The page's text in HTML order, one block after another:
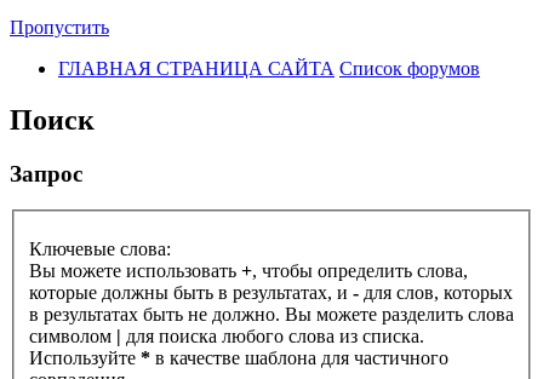
Пропустить
ГЛАВНАЯ СТРАНИЦА САЙТА Список форумов
Поиск
Запрос
Ключевые слова:
Вы можете использовать +, чтобы определить слова,
которые должны быть в результатах, и - для слов, которых
в результатах быть не должно. Вы можете разделить слова
символом | для поиска любого слова из списка.
Используйте * в качестве шаблона для частичного